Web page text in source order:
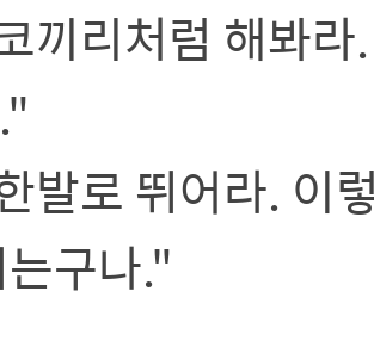
끼리처럼 해봐라
발로 뛰어라. 이
구나."